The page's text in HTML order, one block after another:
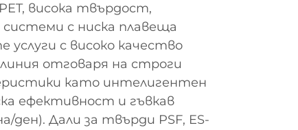
висока твърдост,
с ниска плавеща
с високо качество
отговаря на строги
като интелигентен
ефективност и гъвкав
ден). Дали за твърди PSF, ES-